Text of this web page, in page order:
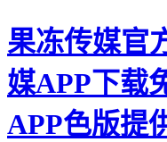
果冻传媒官
媒APP下载
APP色版提